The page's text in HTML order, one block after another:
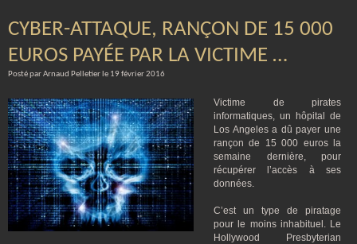
CYBER-ATTAQUE, RANÇON DE 15 000
EUROS PAYÉE PAR LA VICTIME …
Posté par Arnaud Pelletier le 19 février 2016
Victime de pirates
informatiques, un hôpital de
Los Angeles a dû payer une
rançon de 15 000 euros la
semaine dernière, pour
récupérer l’accès à ses
données.
C’est un type de piratage
pour le moins inhabituel. Le
Hollywood Presbyterian